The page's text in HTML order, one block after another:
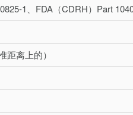
1、FDA（CDRH）Part
距离上的）